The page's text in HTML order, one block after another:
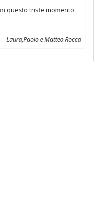
questo triste momento
Laura,Paolo e Matteo Rocca